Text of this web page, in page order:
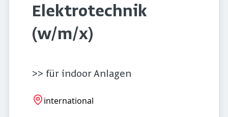
Elektrotechnik
(w/m/x)
>> für indoor Anlagen
international